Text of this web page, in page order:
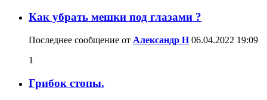
Как убрать мешки под глазами ?
Последнее сообщение от Александр Н06.04.2022 19:09
1
Грибок стопы.